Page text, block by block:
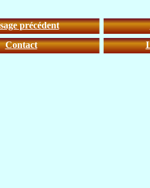
précédent
Contact